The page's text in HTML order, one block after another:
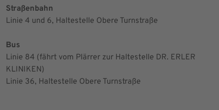
Straßenbahn
Linie 4 und 6, Haltestelle Obere Turnstraße
Bus
Linie 84 (fährt vom Plärrer zur Haltestelle DR. ERLER
KLINIKEN)
Linie 36, Haltestelle Obere Turnstraße